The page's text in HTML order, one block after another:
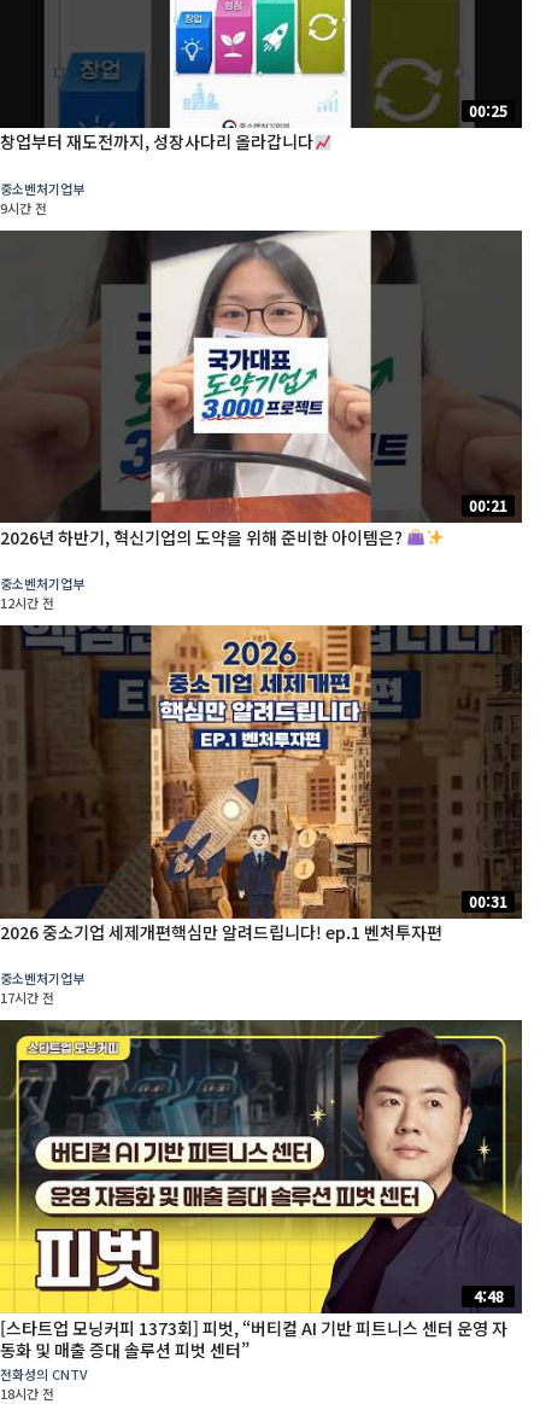
00:25
창업부터 재도전까지, 성장사다리 올라갑니다
중소벤처기업부
9시간 전
00:21
2026년 하반기, 혁신기업의 도약을 위해 준비한 아이템은?
중소벤처기업부
12시간 전
00:31
2026 중소기업 세제개편핵심만 알려드립니다! ep.1 벤처투자편
중소벤처기업부
17시간 전
4:48
[스타트업 모닝커피 1373회] 피벗, “버티컬 AI 기반 피트니스 센터 운영 자
동화 및 매출 증대 솔루션 피벗 센터”
전화성의 CNTV
18시간 전